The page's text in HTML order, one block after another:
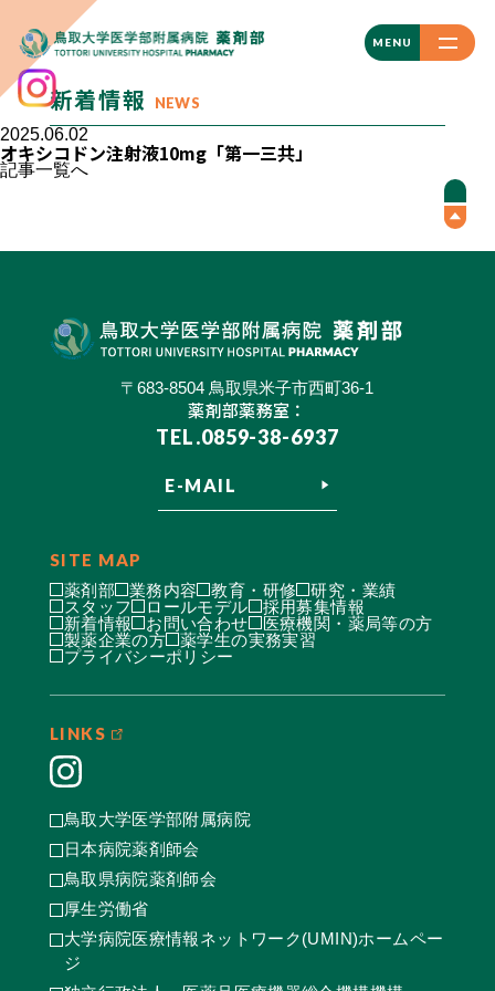
MENU
CLOSE
新着情報 NEWS
2025.06.02
オキシコドン注射液10mg「第一三共」
記事一覧へ
〒683-8504 鳥取県米子市西町36-1
薬剤部薬務室：
TEL.0859-38-6937
E-MAIL
SITE MAP
薬剤部 業務内容 教育・研修
研究・業績
スタッフ
ロールモデル
採用募集情報
新着情報
お問い合わせ
医療機関・薬局等の方
製薬企業の方
薬学生の実務実習
プライバシーポリシー
LINKS
鳥取大学医学部附属病院
日本病院薬剤師会
鳥取県病院薬剤師会
厚生労働省
大学病院医療情報ネットワーク(UMIN)ホームペー
ジ